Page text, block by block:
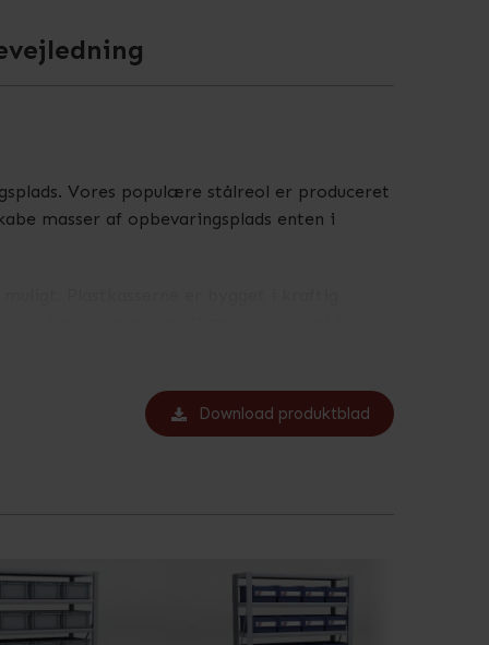
Vores populære stålreol er produceret
masser af opbevaringsplads enten i
til de behov, du måtte have. Denne
Erfa 210 stålreol og du kan købe
sikkerhed har vi testet alle vores
EN 14074:2004,EN 14749:2005
Download produktblad